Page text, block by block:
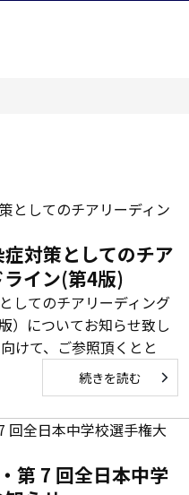
対策としてのチア
イン(第4版)
してのチアリーディング
）についてお知らせ致し
けて、ご参照頂くとと
続きを読む
第 7 回全日本中学